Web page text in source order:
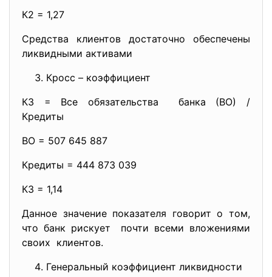
К2 = 1,27
Средства клиентов достаточно обеспечены
ликвидными активами
Кросс – коэффициент
К3 = Все обязательства банка (ВО) /
Кредиты
ВО = 507 645 887
Кредиты = 444 873 039
К3 = 1,14
Данное значение показателя говорит о том,
что банк рискует почти всеми вложениями
своих клиентов.
Генеральный коэффициент ликвидности